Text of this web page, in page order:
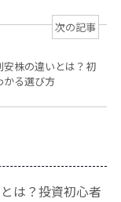
次の記事
安株の違いとは？初
かる選び方
は？投資初心者